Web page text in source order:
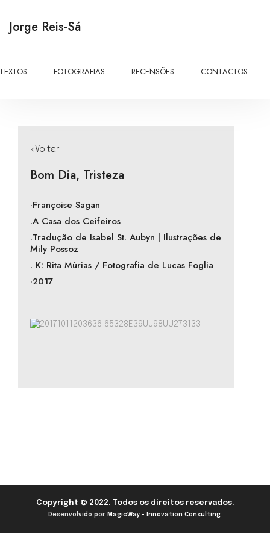
Jorge Reis-Sá
TEXTOS FOTOGRAFIAS RECENSÕES CONTACTOS
<Voltar
Bom Dia, Tristeza
·Françoise Sagan
.A Casa dos Ceifeiros
.Tradução de Isabel St. Aubyn | Ilustrações de
Mily Possoz
. K: Rita Múrias / Fotografia de Lucas Foglia
·2017
Copyright © 2022. Todos os direitos reservados.
Desenvolvido por MagicWay - Innovation Consulting